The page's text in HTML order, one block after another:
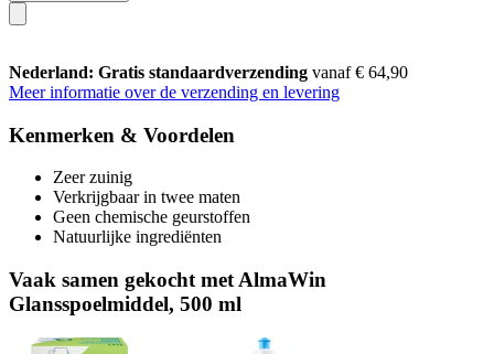
Nederland: Gratis standaardverzending vanaf € 64,90
Meer informatie over de verzending en levering
Kenmerken & Voordelen
Zeer zuinig
Verkrijgbaar in twee maten
Geen chemische geurstoffen
Natuurlijke ingrediënten
Vaak samen gekocht met AlmaWin
Glansspoelmiddel, 500 ml